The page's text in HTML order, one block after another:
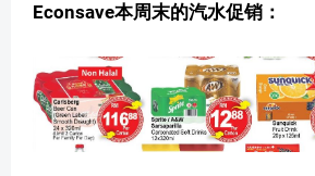
Econsave本周末的汽水促销：